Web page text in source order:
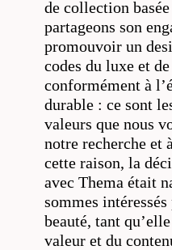
de collection
partageons son
promouvoir un
codes du luxe et
conformément à
durable : ce sont
valeurs que nous
notre recherche et
cette raison, la
avec Thema était
sommes
beauté, tant
valeur et du